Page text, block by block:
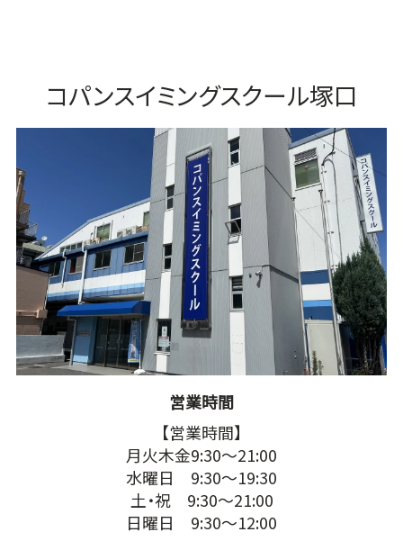
コパンスイミングスクール塚口
営業時間
【営業時間】
月火木金9:30～21:00
水曜日 9:30～19:30
土・祝 9:30～21:00
日曜日 9:30～12:00